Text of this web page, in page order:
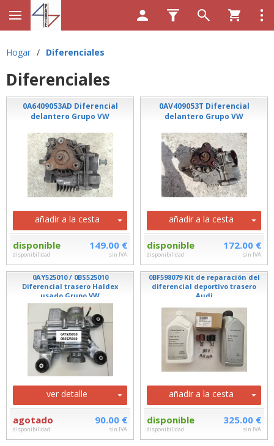
Hogar / Diferenciales
Diferenciales
0A6409053AD Diferencial
delantero Grupo VW
añadir a la cesta
disponible
disponibilidad
149.00 €
sin IVA
0AV409053T Diferencial
delantero Grupo VW
añadir a la cesta
disponible
disponibilidad
172.00 €
sin IVA
0AY525010 / 0BS525010
Diferencial trasero Haldex
usado Grupo VW
ver detalle
agotado
disponibilidad
90.00 €
sin IVA
0BF598079 Kit de reparación del
diferencial deportivo trasero
Audi
añadir a la cesta
disponible
disponibilidad
325.00 €
sin IVA